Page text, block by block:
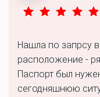
Нашла по запрсу
расположение -
Паспорт был
сегодняшнюю